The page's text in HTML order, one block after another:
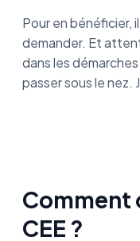
Pour en bénéficier,
demander. Et
dans les
passer sous le nez.
Comment
CEE ?